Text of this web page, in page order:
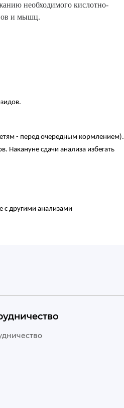
необходимого кислотно-
и мышц.
- перед очередным кормлением).
сдачи анализа избегать
с другими анализами